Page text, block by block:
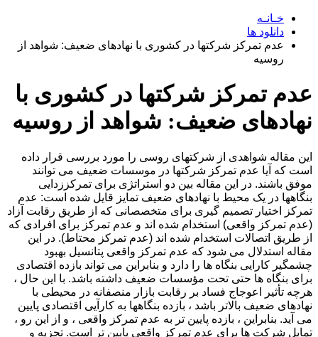
خـانـه
دانلود ها
عدم تمرکز شرکتها در کشوری با نهادهای ضعیف: شواهد از
روسیه
عدم تمرکز شرکتها در کشوری با
نهادهای ضعیف: شواهد از روسیه
این مقاله شواهدی از شرکتهای روسی را مورد بررسی قرار داده
است که آیا عدم تمرکز شرکتها در موسسات ضعیف می توانند
موفق باشند. در این مقاله بین دو استراتژی برای تمرکززدایی
بنگاهها در یک محیط با نهادهای ضعیف تمایز قایل شده است: عدم
تمرکز اختیار تصمیم گیری برای متخصصانی که از طریق رقابت آزاد
(عدم تمرکز واقعی) استخدام شده اند و عدم تمرکز برای افرادی که
از طریق اتصالات استخدام شده اند (عدم تمرکز محتاط). در این
مقاله استدلال می شود که عدم تمرکز واقعی پتانسیل بهبود
چشمگیر کارایی بنگاه ها را دارد و بنابراین می تواند بازده اقتصادی
برای بنگاه ها حتی تحت مؤسسات ضعیف داشته باشد. با این حال ،
هرچه تأثیر اعوجاج فساد بر رقابت بازار منصفانه در محیطی با
نهادهای ضعیف بالاتر باشد ، بازده بنگاهها به کارآیی اقتصادی پایین
می آید. بنابراین ، بازده پایین تر به عدم تمرکز واقعی ، و از این رو ،
تمایل شرکت ها برای عدم تمرکز واقعی پایین تر است. تجزیه و